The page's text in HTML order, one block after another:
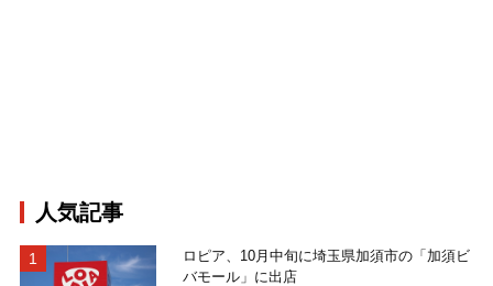
人気記事
ロピア、10月中旬に埼玉県加須市の「加須ビ
バモール」に出店